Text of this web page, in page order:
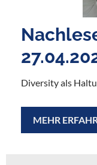
Diversity als
MEHR